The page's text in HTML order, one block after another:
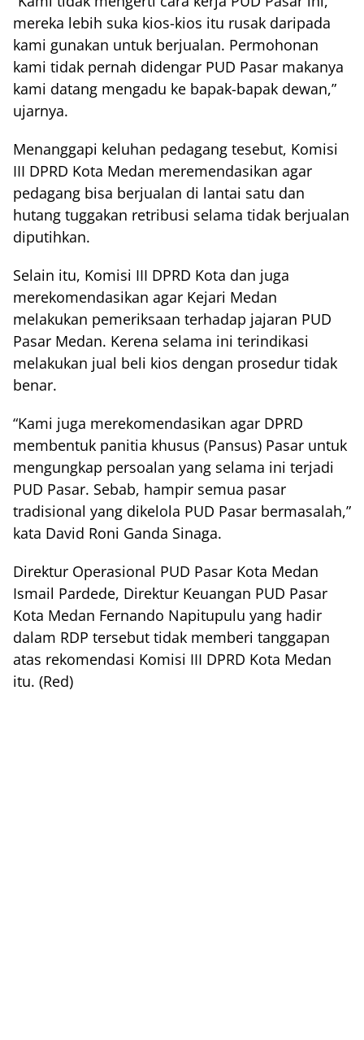
mereka lebih suka kios-kios itu rusak daripada
kami gunakan untuk berjualan. Permohonan
kami tidak pernah didengar PUD Pasar makanya
kami datang mengadu ke bapak-bapak dewan,”
ujarnya.
Menanggapi keluhan pedagang tesebut, Komisi
III DPRD Kota Medan meremendasikan agar
pedagang bisa berjualan di lantai satu dan
hutang tuggakan retribusi selama tidak berjualan
diputihkan.
Selain itu, Komisi III DPRD Kota dan juga
merekomendasikan agar Kejari Medan
melakukan pemeriksaan terhadap jajaran PUD
Pasar Medan. Kerena selama ini terindikasi
melakukan jual beli kios dengan prosedur tidak
benar.
“Kami juga merekomendasikan agar DPRD
membentuk panitia khusus (Pansus) Pasar untuk
mengungkap persoalan yang selama ini terjadi
PUD Pasar. Sebab, hampir semua pasar
tradisional yang dikelola PUD Pasar bermasalah,”
kata David Roni Ganda Sinaga.
Direktur Operasional PUD Pasar Kota Medan
Ismail Pardede, Direktur Keuangan PUD Pasar
Kota Medan Fernando Napitupulu yang hadir
dalam RDP tersebut tidak memberi tanggapan
atas rekomendasi Komisi III DPRD Kota Medan
itu. (Red)